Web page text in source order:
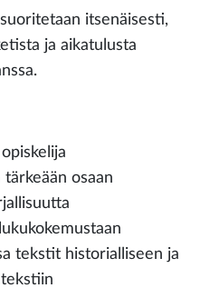
itsenäisesti,
ja aikatulusta
osaan
tekstit historialliseen ja